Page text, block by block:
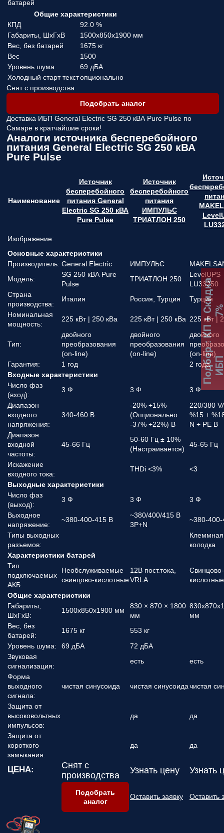
батарей
Общие характеристики
КПД
92.0 %
Габариты, ШхГхВ
1500x850x1900 мм
Вес, без батарей
1675 кг
Вес
1500
Уровень шума
69 дБА
Холодный старт текстопционально
Снят с производства
Подобрать аналог
Доставка ИБП General Electric SG 250 кВА Pure Pulse по
Самаре в кратчайшие сроки!
Аналоги источника бесперебойного
питания General Electric SG 250 кВА
Pure Pulse
Наименование
Источник
бесперебойного
питания General
Electric SG 250 кВА
Pure Pulse
Источник
бесперебойного
питания
ИМПУЛЬС
ТРИАТЛОН 250
Изображение:
Основные характеристики
Производитель: General Electric ИМПУЛЬС
Модель:
SG 250 кВА Pure
Pulse
ТРИАТЛОН 250
LevelUPS
LU33250
Страна
производства:
Италия Россия, Турция
Турция
Номинальная
мощность:
225 кВт | 250 кВа 225 кВт | 250 кВа 225 кВт |
Тип:
двойного
преобразования
(on-line)
двойного
преобразования
(on-line)
двойного
(on-line)
Гарантия:
1 год
2 года
Входные характеристики
Число фаз
(вход):
3 Ф 3 Ф
3 Ф
Диапазон
входного
напряжения:
340-460 В
-20% +15%
(Опционально
-37% +22%) В
220/380
%15 +
N + PE В
Диапазон
входной
частоты:
45-66 Гц
50-60 Гц ± 10%
(Настраивается)
45-65 Гц
Искажение
входного тока:
THDi <3%
<3
Выходные характеристики
Число фаз
(выход):
3 Ф 3 Ф
3 Ф
Выходное
напряжение:
~380-400-415 В
~380/400/415 В
3P+N
~380-
Типы выходных
разъемов:
Клеммная
колодка
Характеристики батарей
Тип
подключаемых
АКБ:
Необслуживаемые
свинцово-кислотные
12В пост.тока,
VRLA
Свинцово-
кислотные
Общие характеристики
Габариты,
ШхГхВ:
1500x850x1900 мм
830 × 870 × 1800
мм
мм
Вес, без
батарей:
1675 кг
553 кг
Уровень шума:
69 дБА
72 дБА
Звуковая
сигнализация:
есть
есть
Форма
выходного
сигнала:
чистая синусоида чистая синусоидачистая
Защита от
высоковольтных
импульсов:
да да
Защита от
короткого
замыкания:
да да
ЦЕНА:
Снят с
производства
Узнать цену Узнать
Подобрать
аналог
Оставить заявку Оставить
Подбор
:
К
П
+
С
к
и
д
к
а
7